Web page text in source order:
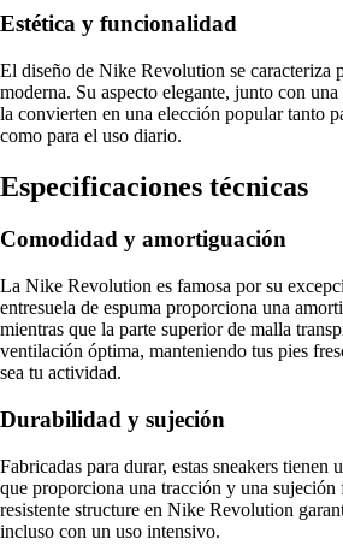
Estética y funcionalidad
El diseño de Nike Revolution se caracteriza
moderna. Su aspecto elegante, junto con
la convierten en una elección popular tanto
como para el uso diario.
Especificaciones técnicas
Comodidad y amortiguación
La Nike Revolution es famosa por su
entresuela de espuma proporciona una
mientras que la parte superior de malla
ventilación óptima, manteniendo tus pies
sea tu actividad.
Durabilidad y sujeción
Fabricadas para durar, estas sneakers tienen
que proporciona una tracción y una
resistente structure en Nike Revolution
incluso con un uso intensivo.